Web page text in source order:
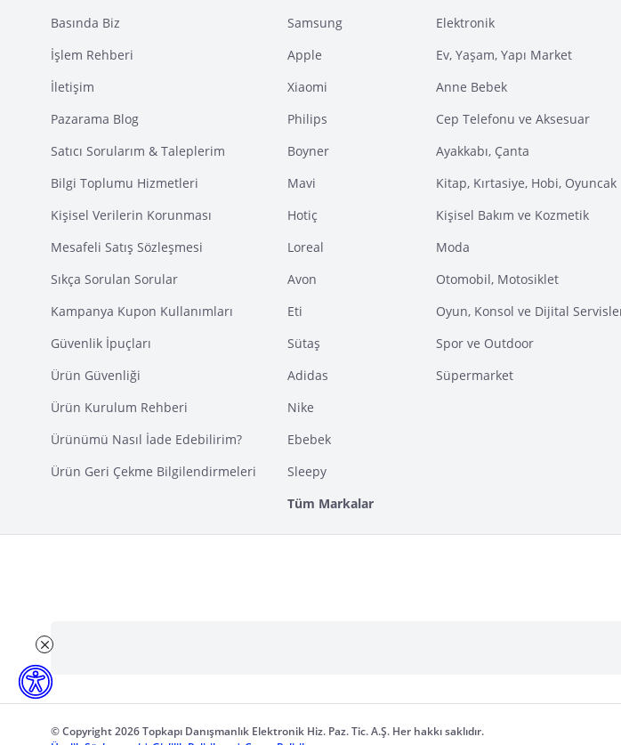
Basında Biz
İşlem Rehberi
İletişim
Pazarama Blog
Satıcı Sorularım & Taleplerim
Bilgi Toplumu Hizmetleri
Kişisel Verilerin Korunması
Mesafeli Satış Sözleşmesi
Sıkça Sorulan Sorular
Kampanya Kupon Kullanımları
Güvenlik İpuçları
Ürün Güvenliği
Ürün Kurulum Rehberi
Ürünümü Nasıl İade Edebilirim?
Ürün Geri Çekme Bilgilendirmeleri
Samsung
Apple
Xiaomi
Philips
Boyner
Mavi
Hotiç
Loreal
Avon
Eti
Sütaş
Adidas
Nike
Ebebek
Sleepy
Tüm Markalar
Elektronik
Ev, Yaşam, Yapı Market
Anne Bebek
Cep Telefonu ve Aksesuar
Ayakkabı, Çanta
Kitap, Kırtasiye, Hobi, Oyuncak
Kişisel Bakım ve Kozmetik
Moda
Otomobil, Motosiklet
Oyun, Konsol ve Dijital
Spor ve Outdoor
Süpermarket
© Copyright 2026 Topkapı Danışmanlık Elektronik Hiz. Paz. Tic. A.Ş. Her hakkı saklıdır.